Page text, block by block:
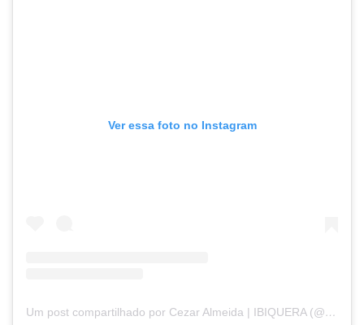
Ver essa foto no Instagram
Um post compartilhado por Cezar Almeida | IBIQUERA (@cezaralmeidaprefeito)